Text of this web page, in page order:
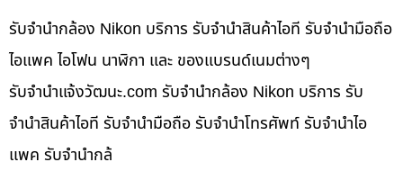
รับจำนำกล้อง Nikon บริการ รับจำนำสินค้าไอที รับจำนำมือถือ
ไอแพค ไอโฟน นาฬิกา และ ของแบรนด์เนมต่างๆ
รับจํานําแจ้งวัฒนะ.com รับจำนำกล้อง Nikon บริการ รับ
จำนำสินค้าไอที รับจำนำมือถือ รับจำนำโทรศัพท์ รับจำนำไอ
แพค รับจำนำกล้